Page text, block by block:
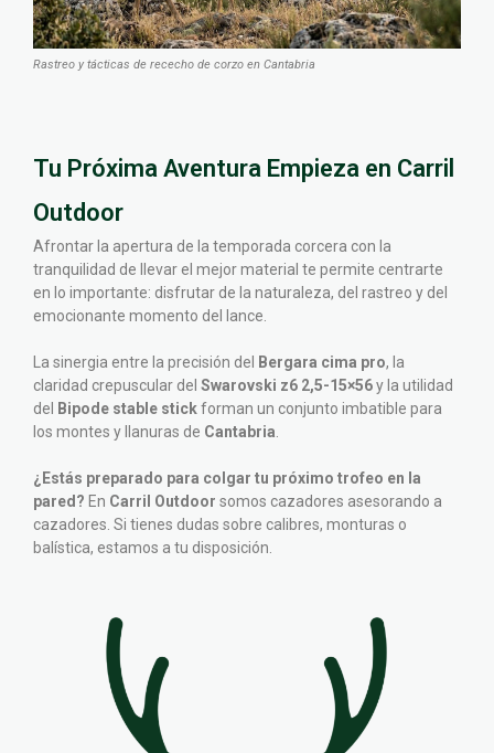
Rastreo y tácticas de rececho de corzo en Cantabria
Tu Próxima Aventura Empieza en Carril
Outdoor
Afrontar la apertura de la temporada corcera con la
tranquilidad de llevar el mejor material te permite centrarte
en lo importante: disfrutar de la naturaleza, del rastreo y del
emocionante momento del lance.
La sinergia entre la precisión del Bergara cima pro, la
claridad crepuscular del Swarovski z6 2,5-15×56y la utilidad
del
Bipode stable stickforman un conjunto imbatible para
los montes y llanuras de Cantabria
¿Estás preparado para colgar tu próximo trofeo en la
pared? En Carril Outdoor somos cazadores asesorando a
cazadores. Si tienes dudas sobre calibres, monturas o
balística, estamos a tu disposición.